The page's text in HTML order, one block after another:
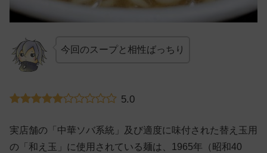
今回のスープと相性ばっちり
5.0
実店舗の「中華ソバ系統」及び適度に味付された替え玉用
の「和え玉」に使用されている麺は、1965年（昭和40